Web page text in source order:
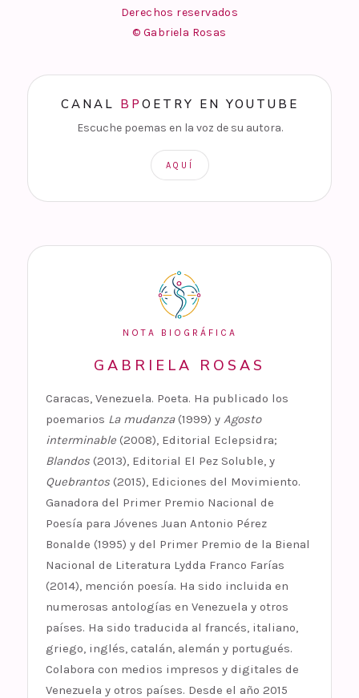
Derechos reservados
© Gabriela Rosas
CANAL BP OETRY EN YOUTUBE
Escuche poemas en la voz de su autora.
AQUÍ
NOTA BIOGRÁFICA
GABRIELA ROSAS
Caracas, Venezuela. Poeta. Ha publicado los
poemarios La mudanza(1999) yAgosto
interminable (2008), Editorial Eclepsidra;
Blandos (2013), Editorial El Pez Soluble, y
Quebrantos (2015), Ediciones del Movimiento.
Ganadora del Primer Premio Nacional de
Poesía para Jóvenes Juan Antonio Pérez
Bonalde (1995) y del Primer Premio de la Bienal
Nacional de Literatura Lydda Franco Farías
(2014), mención poesía. Ha sido incluida en
numerosas antologías en Venezuela y otros
países. Ha sido traducida al francés, italiano,
griego, inglés, catalán, alemán y portugués.
Colabora con medios impresos y digitales de
Venezuela y otros países. Desde el año 2015